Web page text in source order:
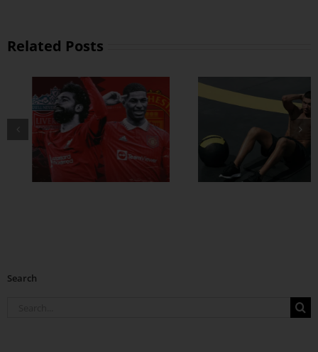
Related Posts
ထိထိရောက်ရောက်
ဗိုက်ခေါက် အဆီ
တွေ ချဖို့
Search